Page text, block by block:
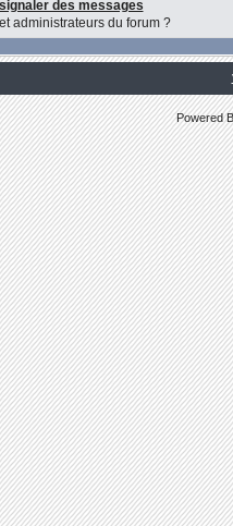
des messages
administrateurs du forum ?
Powered